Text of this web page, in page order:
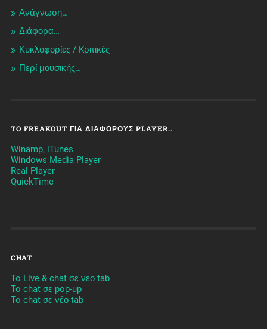
Ανάγνωση…
Διάφορα…
Κυκλοφορίες / Kριτικές
Περί μουσικής…
TO FREAKOUT ΓΙΑ ΔΙΆΦΟΡΟΥΣ PLAYER..
Winamp, iTunes
Windows Media Player
Real Player
QuickTime
CHAT
To Live & chat σε νέο tab
To chat σε pop-up
To chat σε νέο tab